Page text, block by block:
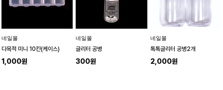
네일몰
다목적 미니 10칸(케이스)
1,000원
네일몰
글리터 공병
300원
네일몰
톡톡글리터 공병2개
2,000원